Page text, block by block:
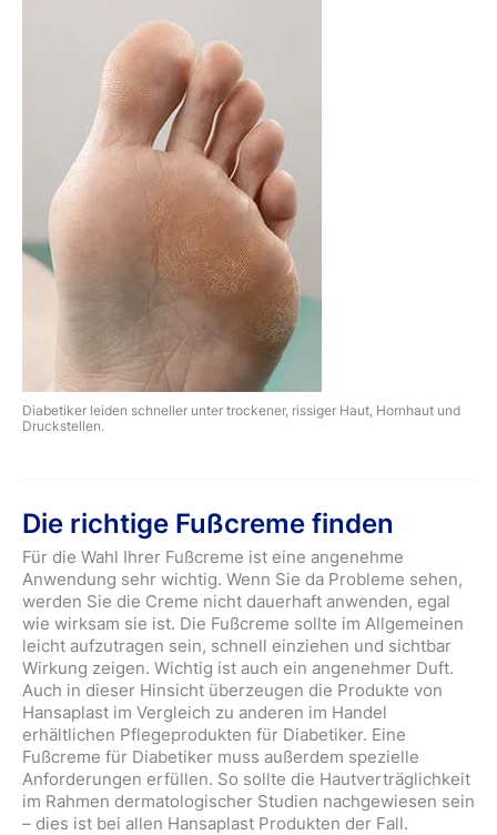
Diabetiker leiden schneller unter trockener, rissiger Haut, Hornhaut und
Druckstellen.
Die richtige Fußcreme finden
Für die Wahl Ihrer Fußcreme ist eine angenehme
Anwendung sehr wichtig. Wenn Sie da Probleme sehen,
werden Sie die Creme nicht dauerhaft anwenden, egal
wie wirksam sie ist. Die Fußcreme sollte im Allgemeinen
leicht aufzutragen sein, schnell einziehen und sichtbar
Wirkung zeigen. Wichtig ist auch ein angenehmer Duft.
Auch in dieser Hinsicht überzeugen die Produkte von
Hansaplast im Vergleich zu anderen im Handel
erhältlichen Pflegeprodukten für Diabetiker. Eine
Fußcreme für Diabetiker muss außerdem spezielle
Anforderungen erfüllen. So sollte die Hautverträglichkeit
im Rahmen dermatologischer Studien nachgewiesen sein
– dies ist bei allen Hansaplast Produkten der Fall.